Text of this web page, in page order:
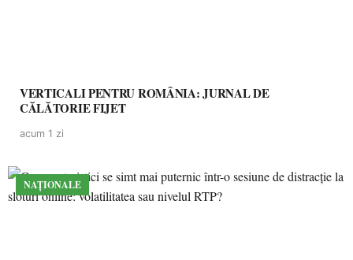
VERTICALI PENTRU ROMÂNIA: JURNAL DE
CĂLĂTORIE FIJET
acum 1 zi
NAȚIONALE